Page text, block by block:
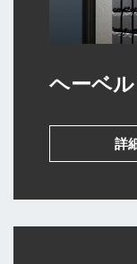
ヘーベ
詳